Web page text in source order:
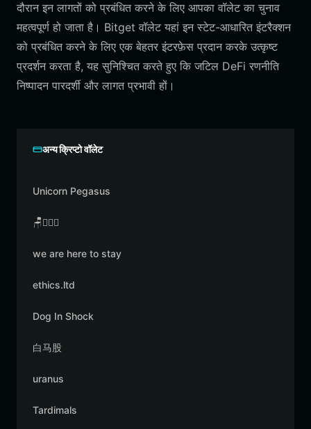
दौरान इन लागतों को प्रबंधित करने के लिए आपका वॉलेट का चुनाव
महत्वपूर्ण हो जाता है। Bitget वॉलेट यहां इन स्टेट-आधारित इंटरैक्शन
को प्रबंधित करने के लिए एक बेहतर इंटरफ़ेस प्रदान करके उत्कृष्ट
प्रदर्शन करता है, यह सुनिश्चित करते हुए कि जटिल DeFi रणनीति
निष्पादन पारदर्शी और लागत प्रभावी हों।
अन्य क्रिप्टो वॉलेट
Unicorn Pegasus
🪑👳🏾‍♂️
we are here to stay
ethics.ltd
Dog In Shock
白马股
uranus
Tardimals